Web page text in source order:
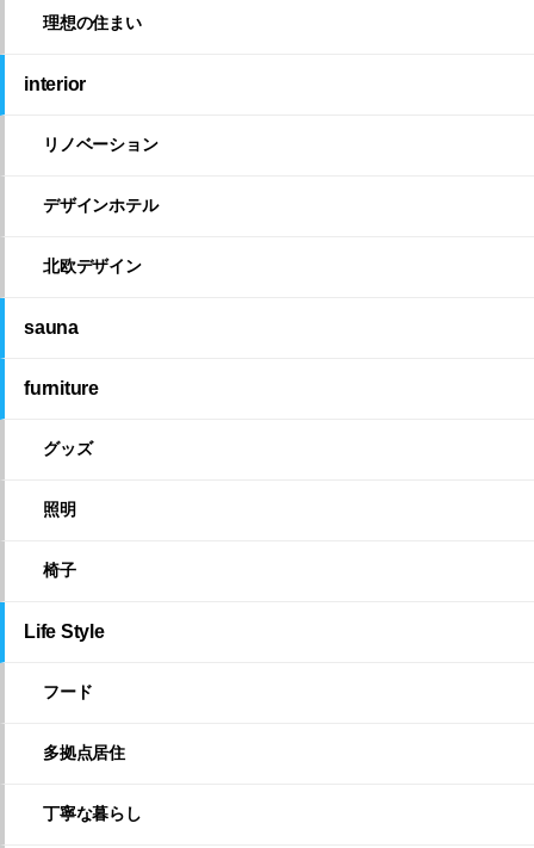
理想の住まい
interior
リノベーション
デザインホテル
北欧デザイン
sauna
furniture
グッズ
照明
椅子
Life Style
フード
多拠点居住
丁寧な暮らし